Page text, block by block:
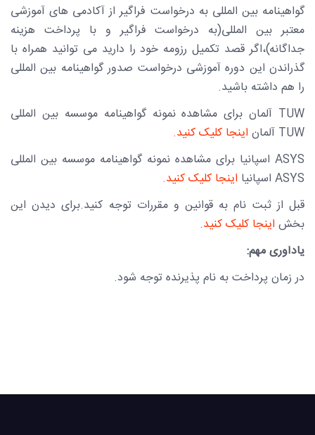
گواهینامه بین المللی به درخواست فراگیر از آکادمی های آموزشی
معتبر بین المللی(به درخواست فراگیر و با پرداخت هزینه
جداگانه)،اگر قصد تکمیل رزومه خود را دارید می توانید همراه با
گذراندن این دوره آموزشی درخواست صدور گواهینامه بین المللی
را هم داشته باشید.
TUW آلمان برای مشاهده نمونه گواهینامه موسسه بین المللی
TUW آلمان اینجا کلیک کنید.
ASYS اسپانیا برای مشاهده نمونه گواهینامه موسسه بین المللی
ASYS اسپانیا اینجا کلیک کنید.
قبل از ثبت نام به قوانین و مقررات توجه کنید.برای دیدن این
بخش اینجا کلیک کنید.
یادآوری مهم:
در زمان پرداخت به نام پذیرنده توجه شود.